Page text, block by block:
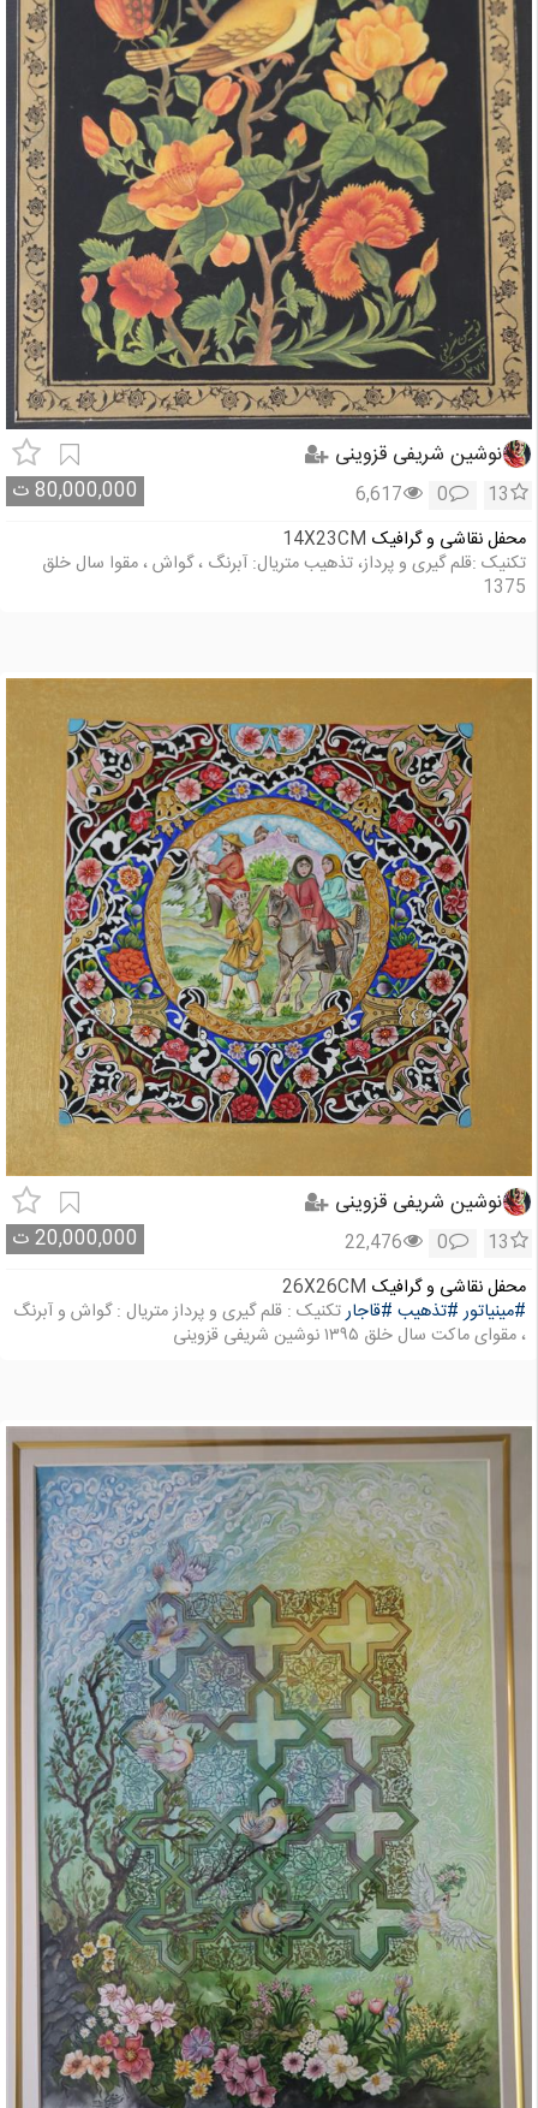
نوشین شریفی قزوینی
80,000,000ت 13
0
6,617
محفل نقاشی و گرافیک 14X23CM
تکنیک :قلم گیری و پرداز، تذهیب متریال: آبرنگ ، گواش ، مقوا سال خلق
1375
نوشین شریفی قزوینی
20,000,000ت 13
0
22,476
محفل نقاشی و گرافیک 26X26CM
#مینیاتور #تذهیب #قاجارتکنیک : قلم گیری و پرداز متریال : گواش و آبرنگ
، مقوای ماکت سال خلق ۱۳۹۵ نوشین شریفی قزوینی